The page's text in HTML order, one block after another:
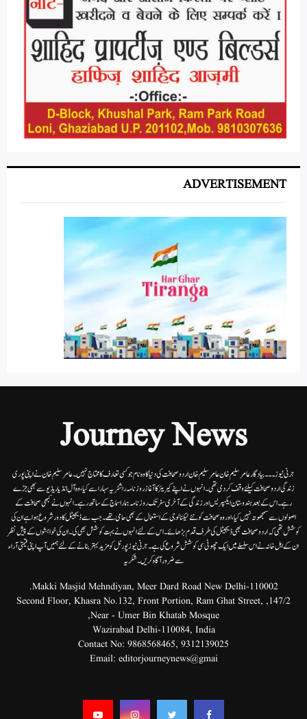
ADVERTISEMENT
Journey News
جرنی نیوز۔۔۔بیاد گار عامر سلیم خان عامر سلیم خان اردوصحافت کی دنیا کاوہ نام جو کسی تعارف کا محتاج نہیں۔عامرسلیم خان نے اپنی پوری
زندگی اردوصحافت کیلئے وقف کردی تھی۔انہوں نے اپنے کیریئر کا آغاز روزنامہ راشٹریہ سہارا سے کیا،وہ آل انڈیا ریڈیوسے بھی جڑے
رہے۔ اس کے بعد ہندوستان ایکسپریس اور زندگی کے آخری سفر تک روزنامہ ہمارا سماج کے ساتھ رہے۔ انہوں نے کبھی صحافت کے
اصولوں سے سمجھوتہ نہیں کیا، اور وہ صحافت کو نئے ٹیکنالوجی کے استعمال کے بھی حامی تھے۔ جب سے ڈیجیٹل کا دور شروع ہوا ہے ان کی
کوشش تھی کہ اردو صحافت بھی ڈیجیٹل کی طرف قدم بڑھائے۔ اس کے لئے انہوں نے بہت کوشش بھی کی۔ ان کی خواہشوں کے پیش نظر
ان کے اہل خانہ نے اس سلسلے میں ایک چھوٹی سی کوشش شروع کی ہے۔جرنی نیوز پورٹل کو مزید بہتر بنانے کے لئے ہمیں آپ اپنی قیمتی آراء
سے ضرور آگاہ کریں۔شکریہ
Makki Masjid Mehndiyan, Meer Dard Road New Delhi-110002.
147/2, Second Floor, Khasra No.132, Front Portion, Ram Ghat Street,
Near - Umer Bin Khatab Mosque,
Wazirabad Delhi-110084, India
Contact No: 9868568465, 9312139025
Email: editorjourneynews@gmai